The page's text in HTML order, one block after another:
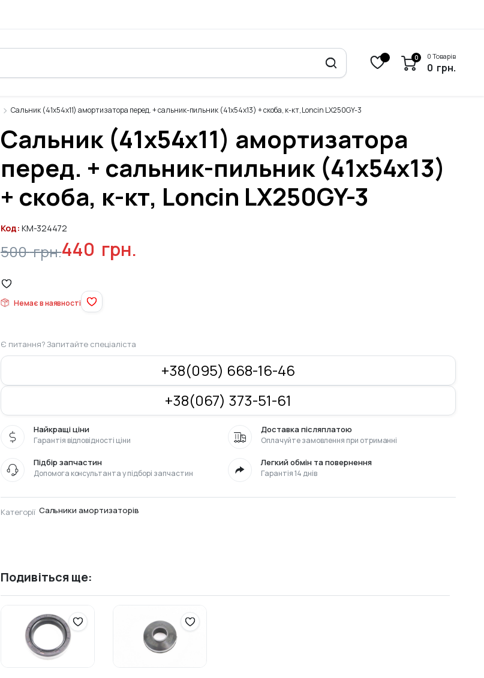
0 0 Товарів
0 грн.
Сальник (41x54x11) амортизатора перед. + сальник-пильник (41x54x13) + скоба, к-кт, Loncin LX250GY-3
Сальник (41x54x11) амортизатора
перед. + сальник-пильник (41x54x13)
+ скоба, к-кт, Loncin LX250GY-3
Код: KM-324472
500грн.
ціна:
грн..
440 грн.
ціна:
грн..
Немає в наявності
Є питання? Запитайте спеціаліста
+38(095) 668-16-46
+38(067) 373-51-61
Найкращі ціни
Гарантія відповідності ціни
Доставка післяплатою
Оплачуйте замовлення при отриманні
Підбір запчастин
Допомога консультанта у підборі запчастин
Легкий обмін та повернення
Гарантія 14 днів
Категорії Сальники амортизаторів
Подивіться ще: